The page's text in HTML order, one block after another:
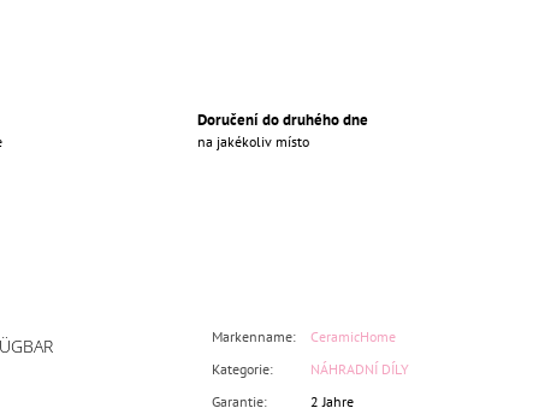
Doručení do druhého dne
na jakékoliv místo
Markenname:
CeramicHome
Kategorie:
NÁHRADNÍ DÍLY
Garantie: 2 Jahre